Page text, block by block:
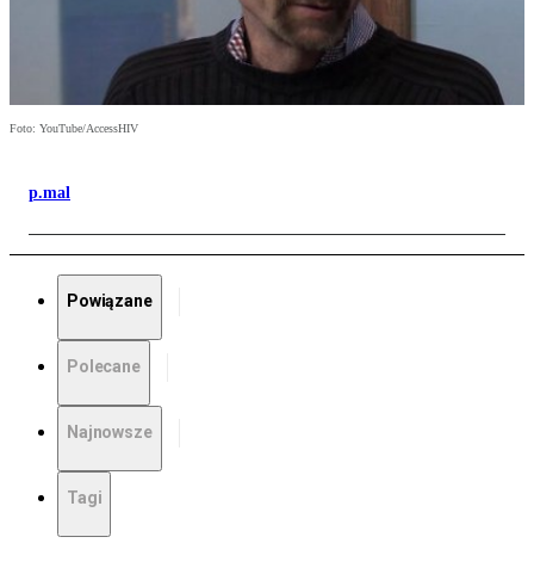
Foto: YouTube/AccessHIV
p.mal
Powiązane
Polecane
Najnowsze
Tagi